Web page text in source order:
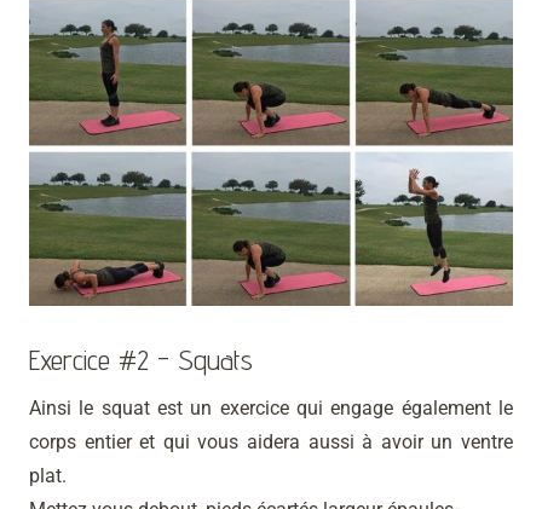
Exercice #2 - Squats
Ainsi le squat est un exercice qui engage également le
corps entier et qui vous aidera aussi à avoir un ventre
plat.